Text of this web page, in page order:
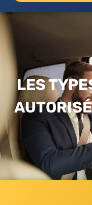
LES